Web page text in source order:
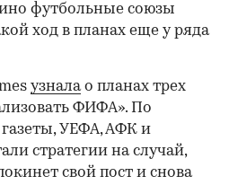
футбольные союзы
ход в планах еще у ряда
узналао планах трех
ФИФА». По
УЕФА, АФК и
стратегии на случай,
свой пост и снова